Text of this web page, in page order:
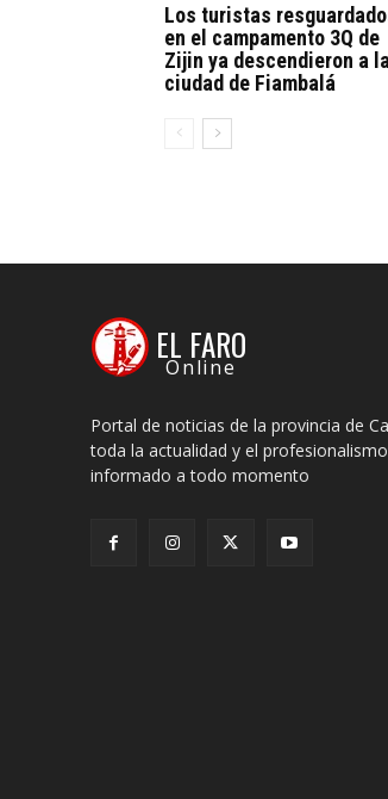
Los turistas
en el campamento 3Q de
Zijin ya descendieron a la
ciudad de Fiambalá
EL FARO
Online
Portal de noticias de la provincia de
toda la actualidad y el
informado a todo momento